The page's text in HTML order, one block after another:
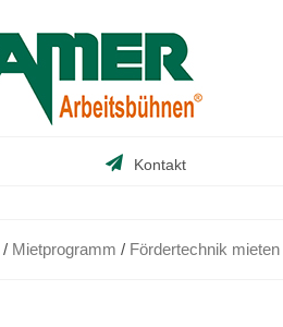
Kontakt
/ Mietprogramm / Fördertechnik mieten